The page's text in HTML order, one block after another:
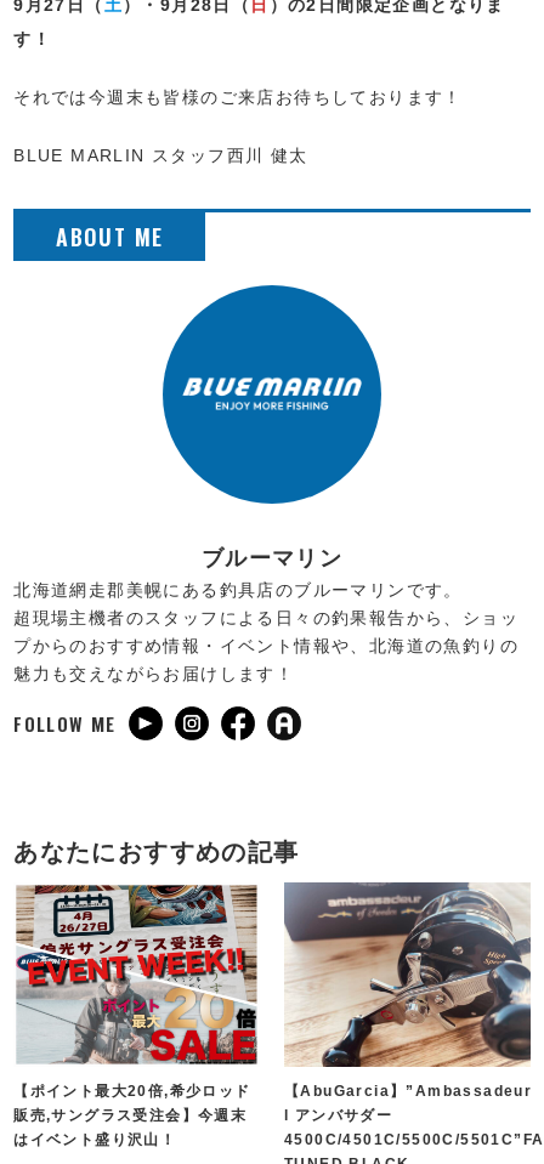
9月27日（土）・9月28日（ 日 ）の2日間限定企画となりま
す！
それでは今週末も皆様のご来店お待ちしております！
BLUE MARLIN スタッフ西川 健太
ブルーマリン
北海道網走郡美幌にある釣具店のブルーマリンです。
超現場主機者のスタッフによる日々の釣果報告から、ショッ
プからのおすすめ情報・イベント情報や、北海道の魚釣りの
魅力も交えながらお届けします！
FOLLOW ME
あなたにおすすめの記事
【ポイント最大20倍,希少ロッド
販売,サングラス受注会】今週末
はイベント盛り沢山！
【AbuGarcia】”Ambassadeur
l アンバサダー
4500C/4501C/5500C/